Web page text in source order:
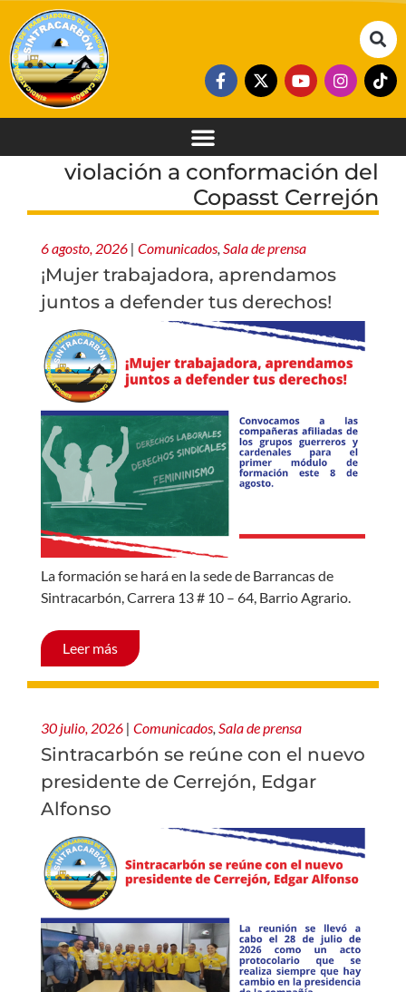
violación a conformación del
Copasst Cerrejón
6 agosto, 2026 | Comunicados, Sala de prensa
¡Mujer trabajadora, aprendamos
juntos a defender tus derechos!
La formación se hará en la sede de Barrancas de
Sintracarbón, Carrera 13 # 10 – 64, Barrio Agrario.
Leer más
30 julio, 2026 | Comunicados, Sala de prensa
Sintracarbón se reúne con el nuevo
presidente de Cerrejón, Edgar
Alfonso